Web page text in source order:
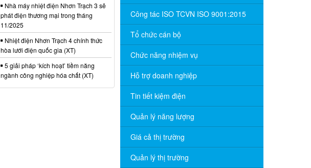
Công tác ISO TCVN ISO 9001:2015
Tổ chức cán bộ
Chức năng nhiệm vụ
Hỗ trợ doanh nghiệp
Tin tiết kiệm điện
Quản lý năng lượng
Giá cả thị trường
Quản lý thị trường
Nhà máy nhiệt điện Nhơn Trạch 3 sẽ
phát điện thương mại trong tháng
11/2025
Nhiệt điện Nhơn Trạch 4 chính thức
hòa lưới điện quốc gia (XT)
5 giải pháp ‘kích hoạt’ tiềm năng
ngành công nghiệp hóa chất (XT)